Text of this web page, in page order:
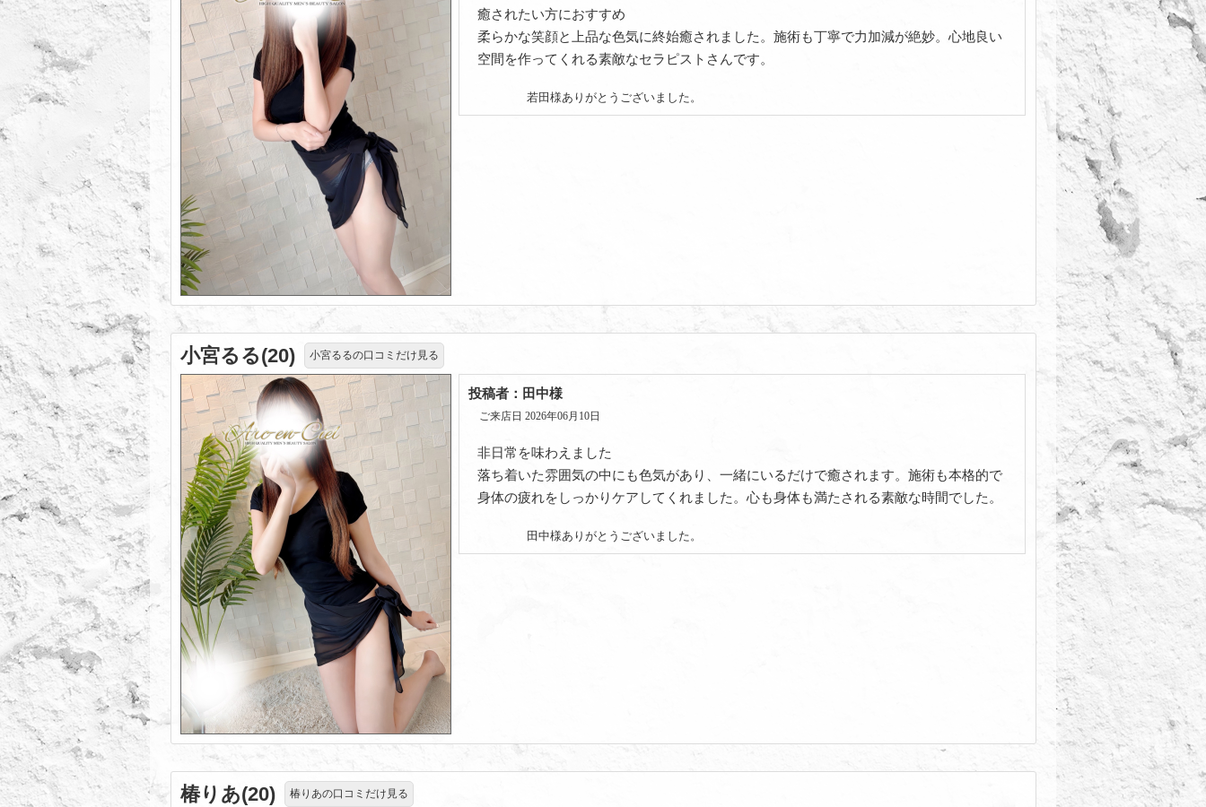
癒されたい方におすすめ
柔らかな笑顔と上品な色気に終始癒されました。施術も丁寧で力加減が絶妙。心地良い
空間を作ってくれる素敵なセラピストさんです。
若田様ありがとうございました。
小宮るる(20) 小宮るるの口コミだけ見る
投稿者：田中様
ご来店日 2026年06月10日
非日常を味わえました
落ち着いた雰囲気の中にも色気があり、一緒にいるだけで癒されます。施術も本格的で
身体の疲れをしっかりケアしてくれました。心も身体も満たされる素敵な時間でした。
田中様ありがとうございました。
椿りあ(20) 椿りあの口コミだけ見る